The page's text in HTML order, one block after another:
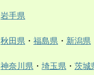
岩手県
秋田県 ・ 福島県 ・ 新潟県
神奈川県 ・ 埼玉県 ・ 茨城